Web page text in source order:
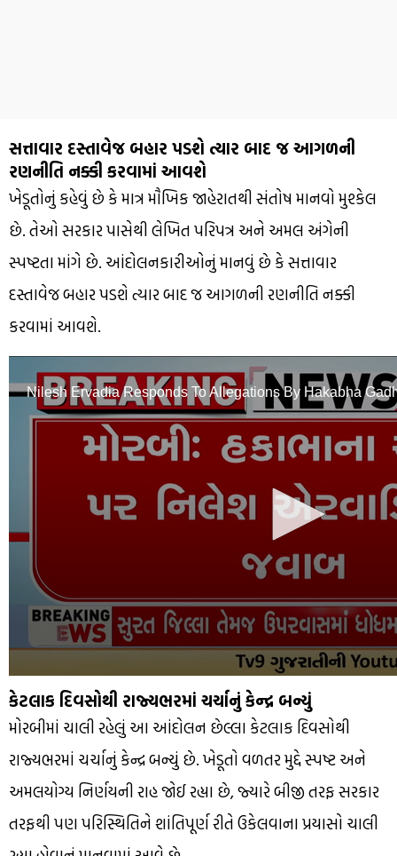
સત્તાવાર દસ્તાવેજ બહાર પડશે ત્યાર બાદ જ આગળની
રણનીતિ નક્કી કરવામાં આવશે
ખેડૂતોનું કહેવું છે કે માત્ર મૌખિક જાહેરાતથી સંતોષ માનવો મુશ્કેલ
છે. તેઓ સરકાર પાસેથી લેખિત પરિપત્ર અને અમલ અંગેની
સ્પષ્ટતા માંગે છે. આંદોલનકારીઓનું માનવું છે કે સત્તાવાર
દસ્તાવેજ બહાર પડશે ત્યાર બાદ જ આગળની રણનીતિ નક્કી
કરવામાં આવશે.
Nilesh Ervadia Responds To Allegations By Hakabha
0
seconds
of
minutes,
કેટલાક દિવસોથી રાજ્યભરમાં ચર્ચાનું કેન્દ્ર બન્યું
મોરબીમાં ચાલી રહેલું આ આંદોલન છેલ્લા કેટલાક દિવસોથી
રાજ્યભરમાં ચર્ચાનું કેન્દ્ર બન્યું છે. ખેડૂતો વળતર મુદ્દે સ્પષ્ટ અને
અમલયોગ્ય નિર્ણયની રાહ જોઈ રહ્યા છે, જ્યારે બીજી તરફ સરકાર
તરફથી પણ પરિસ્થિતિને શાંતિપૂર્ણ રીતે ઉકેલવાના પ્રયાસો ચાલી